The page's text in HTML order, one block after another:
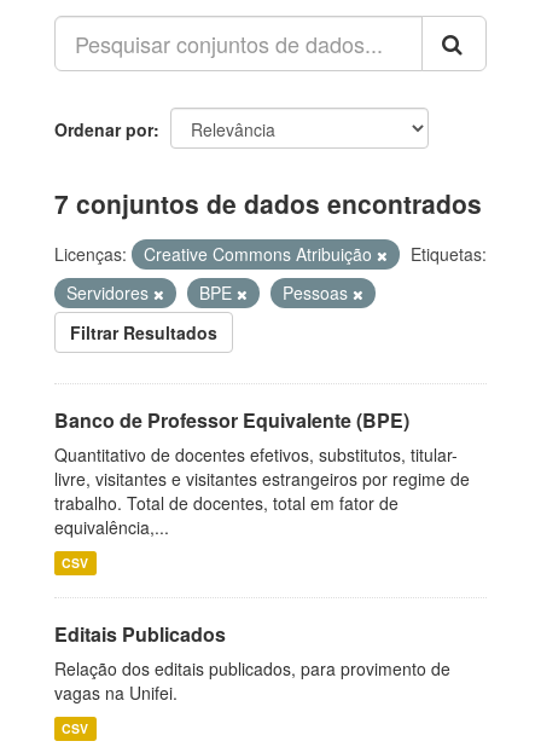
Ordenar por
7 conjuntos de dados encontrados
Licenças: Creative Commons Atribuição
Etiquetas:
Servidores
BPE
Pessoas
Filtrar Resultados
Banco de Professor Equivalente (BPE)
Quantitativo de docentes efetivos, substitutos, titular-
livre, visitantes e visitantes estrangeiros por regime de
trabalho. Total de docentes, total em fator de
equivalência,...
CSV
Editais Publicados
Relação dos editais publicados, para provimento de
vagas na Unifei.
CSV